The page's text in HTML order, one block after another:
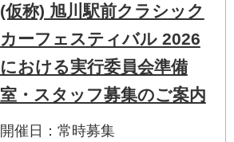
(仮称) 旭川駅前クラシック
カーフェスティバル 2026
における実行委員会準備
室・スタッフ募集のご案内
開催日：常時募集